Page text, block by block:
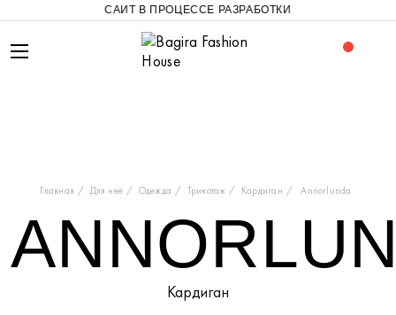
САЙТ В ПРОЦЕССЕ РАЗРАБОТКИ
Главная Для неё Одежда Трикотаж Кардиган Annorlunda
Кардиган